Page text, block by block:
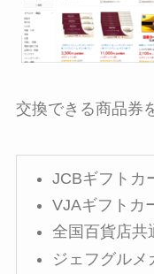
交換できる商品券
JCBギフトカ
VJAギフトカ
全国百貨店共
ジェフグルメ